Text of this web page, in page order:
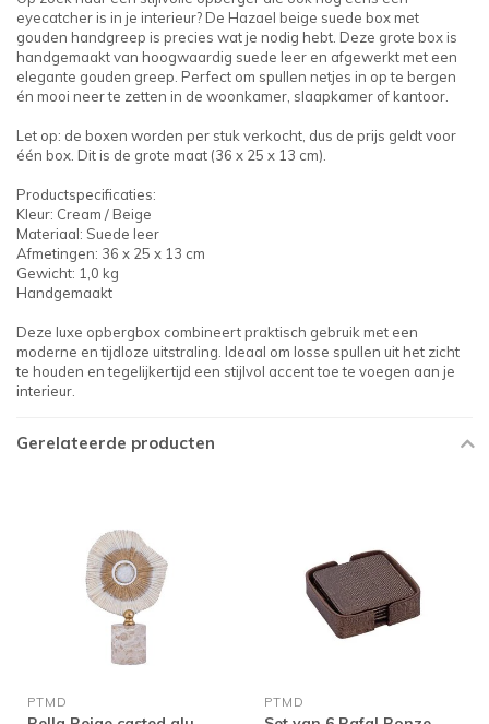
eyecatcher is in je interieur? De Hazael beige suede box met
gouden handgreep is precies wat je nodig hebt. Deze grote box is
handgemaakt van hoogwaardig suede leer en afgewerkt met een
elegante gouden greep. Perfect om spullen netjes in op te bergen
én mooi neer te zetten in de woonkamer, slaapkamer of kantoor.
Let op: de boxen worden per stuk verkocht, dus de prijs geldt voor
één box. Dit is de grote maat (36 x 25 x 13 cm).
Productspecificaties:
Kleur: Cream / Beige
Materiaal: Suede leer
Afmetingen: 36 x 25 x 13 cm
Gewicht: 1,0 kg
Handgemaakt
Deze luxe opbergbox combineert praktisch gebruik met een
moderne en tijdloze uitstraling. Ideaal om losse spullen uit het zicht
te houden en tegelijkertijd een stijlvol accent toe te voegen aan je
interieur.
Gerelateerde producten
PTMD PTMD